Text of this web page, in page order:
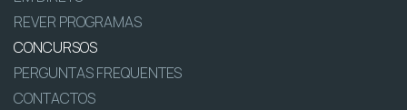
REVER PROGRAMAS
CONCURSOS
PERGUNTAS FREQUENTES
CONTACTOS